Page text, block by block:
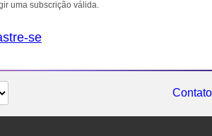
uma subscrição válida.
se
Contato